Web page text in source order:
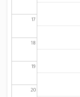
17
18
19
20